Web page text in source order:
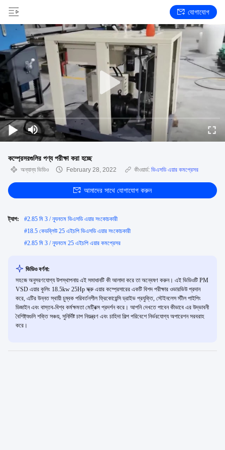
যোগাযোগ
কম্প্রেসরগুলির পণ্য পরীক্ষা করা হচ্ছে
অন্যান্য ভিডিও February 28, 2022 কীওয়ার্ড: ভিএসডি এয়ার কমপ্রেসর
আমাদের সাথে যোগাযোগ করুন
ট্যাগ: #2.85 মি 3 / ন্যূনতম ভিএসডি এয়ার সংকোচকারী
#18.5 কেডব্লিউ 25 এইচপি ভিএসডি এয়ার সংকোচকারী
#2.85 মি 3 / ন্যূনতম 25 এইচপি এয়ার কমপ্রেসর
ভিডিও বর্ণনা:
সহজে অনুসরণযোগ্য উপস্থাপনায় এই সমাধানটি কী আলাদা করে তা অন্বেষণ করুন। এই ভিডিওটি PM
VSD এয়ার কুলিং 18.5kw 25Hp স্ক্রু এয়ার কম্প্রেসারের একটি বিশদ পরীক্ষার ওভারভিউ প্রদান
করে, এটির উন্নত স্থায়ী চুম্বক পরিবর্তনশীল ফ্রিকোয়েন্সি ড্রাইভ প্রযুক্তি, স্টেইনলেস স্টীল পাইপিং
ডিজাইন এবং বাস্তব-বিশ্ব কর্মক্ষমতা মেট্রিক্স প্রদর্শন করে। আপনি দেখতে পাবেন কীভাবে এর উদ্ভাবনী
বৈশিষ্ট্যগুলি শক্তি সঞ্চয়, সুনির্দিষ্ট চাপ নিয়ন্ত্রণ এবং চাহিদা শিল্প পরিবেশে নির্ভরযোগ্য অপারেশন সরবরাহ
করে।